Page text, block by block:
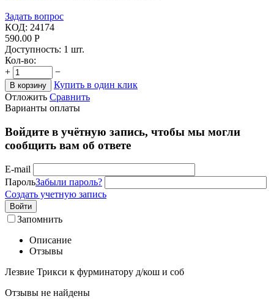
Задать вопрос
КОД: 24174
590.00 Р
Доступность: 1 шт.
Кол-во:
+
−
В корзину
Купить в один клик
Отложить Сравнить
Варианты оплаты
Войдите в учётную запись, чтобы мы могли
сообщить вам об ответе
E-mail
ПарольЗабыли пароль?
Создать учетную запись
Войти
Запомнить
Описание
Отзывы
Лезвие Трикси к фурминатору д/кош и соб
Отзывы не найдены